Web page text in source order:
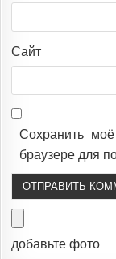
Сайт
Сохранить
браузере для
добавьте фото